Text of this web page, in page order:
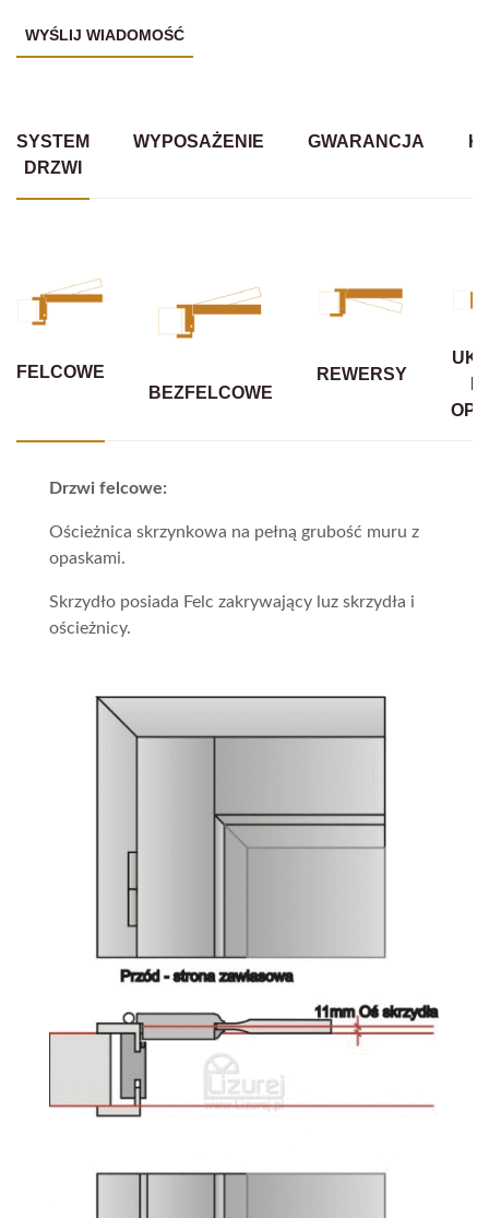
SYSTEM
DRZWI
WYPOSAŻENIE GWARANCJA
FELCOWE
BEZFELCOWE
REWERSY
Drzwi felcowe:
Ościeżnica skrzynkowa na pełną grubość muru z
opaskami.
Skrzydło posiada Felc zakrywający luz skrzydła i
ościeżnicy.